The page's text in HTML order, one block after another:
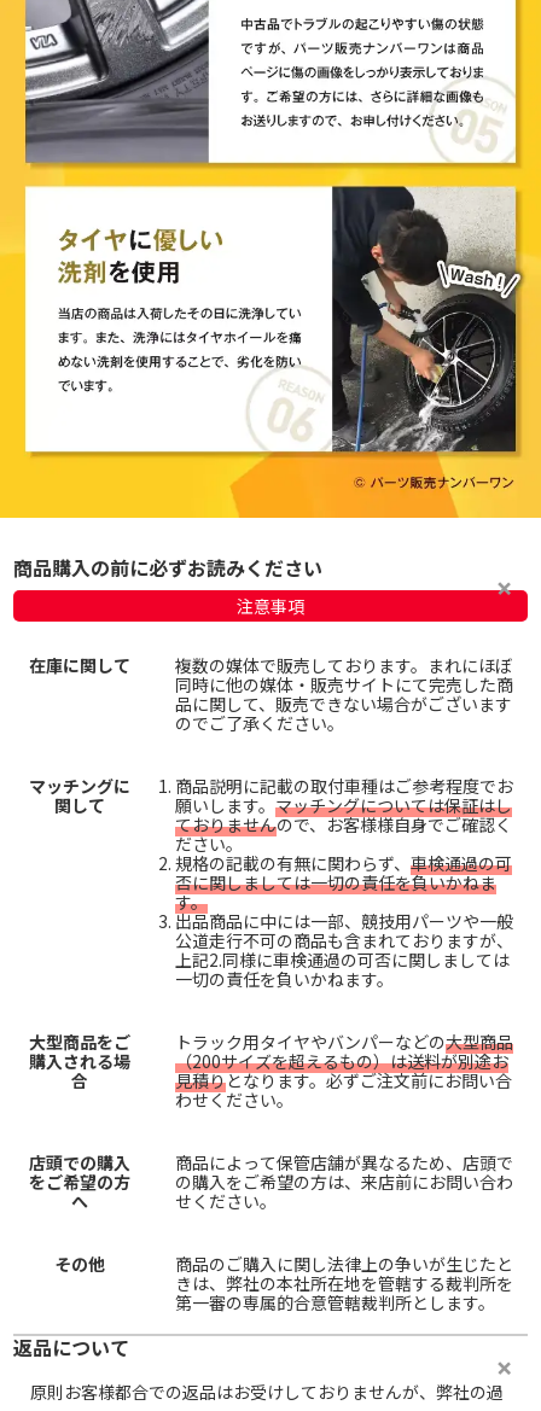
商品購入の前に必ずお読みください
注意事項
在庫に関して
複数の媒体で販売しております。まれにほぼ
同時に他の媒体・販売サイトにて完売した商
品に関して、販売できない場合がございます
のでご了承ください。
マッチングに
関して
商品説明に記載の取付車種はご参考程度でお
願いします。 マッチングについては保証はし
ておりませんので、お客様様自身でご確認く
ださい。
規格の記載の有無に関わらず、 車検通過の可
否に関しましては一切の責任を負いかねま
す。
出品商品に中には一部、競技用パーツや一般
公道走行不可の商品も含まれておりますが、
上記2.同様に車検通過の可否に関しましては
一切の責任を負いかねます。
大型商品をご
購入される場
合
トラック用タイヤやバンパーなどの大型商品
（200サイズを超えるもの）は送料が別途お
見積りとなります。必ずご注文前にお問い合
わせください。
店頭での購入
をご希望の方
へ
商品によって保管店舗が異なるため、店頭で
の購入をご希望の方は、来店前にお問い合わ
せください。
その他
商品のご購入に関し法律上の争いが生じたと
きは、弊社の本社所在地を管轄する裁判所を
第一審の専属的合意管轄裁判所とします。
返品について
原則お客様都合での返品はお受けしておりませんが、弊社の過